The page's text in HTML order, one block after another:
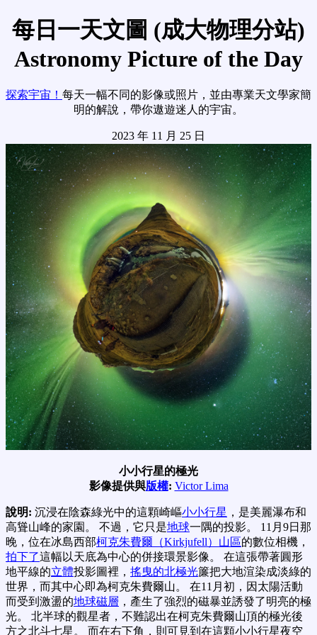
每日一天文圖 (成大物理分站)
Astronomy Picture of the Day
探索宇宙！ 每天一幅不同的影像或照片，並由專業天文學家簡
明的解說，帶你遨遊迷人的宇宙。
2023 年 11 月 25 日
小小行星的極光
影像提供與版權: Victor Lima
說明: 沉浸在陰森綠光中的這顆崎嶇小小行星 ，是美麗瀑布和
高聳山峰的家園。 不過，它只是地球一隅的投影。 11月9日那
晚，位在冰島西部柯克朱費爾（Kirkjufell）山區的數位相機，
拍下了這幅以天底為中心的併接環景影像。 在這張帶著圓形
地平線的立體投影圖裡， 搖曳的北極光簾把大地渲染成淡綠的
世界，而其中心即為柯克朱費爾山。 在11月初，因太陽活動
而受到激盪的地球磁層 ，產生了強烈的磁暴並誘發了明亮的極
光。 北半球的觀星者，不難認出在柯克朱費爾山頂的極光後
方之北斗七星。 而在右下角，則可見到在這顆小小行星夜空